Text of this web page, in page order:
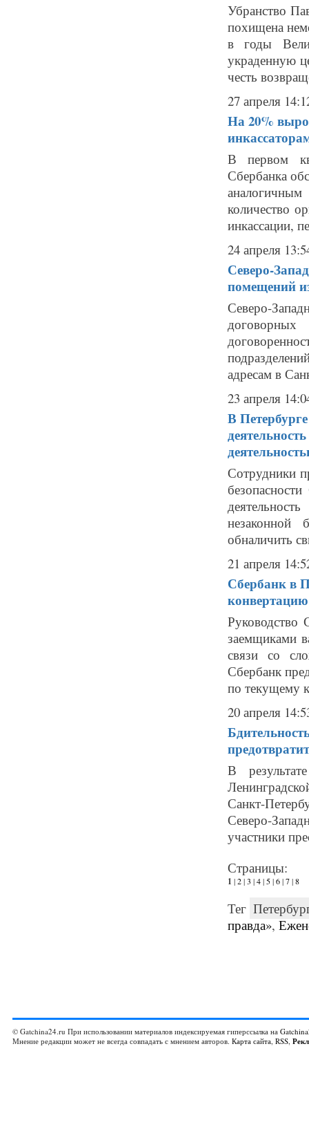
Убранство
похищена
в годы
украденную
честь
27 апреля
На 20%
В первом
Сбербанка
количество
инкассации,
24 апреля
Северо-
помещений
Северо-
адресам в
23 апреля
В
Сотрудники
незаконной
обналичить
21 апреля
Сбербанк в
Руководство
заемщиками
связи со
Сбербанк
по текущему
20 апреля
В
Санкт-
Северо-
участники
Страницы:
1 |2|3 |4| 5|6|7|8
Тег
правда»,
© Gatchina24.ru При использовании материалов индексируемая гиперссылка на
Мнение редакции может не всегда совпадать с мнением авторов. Карта сайта, RSS,